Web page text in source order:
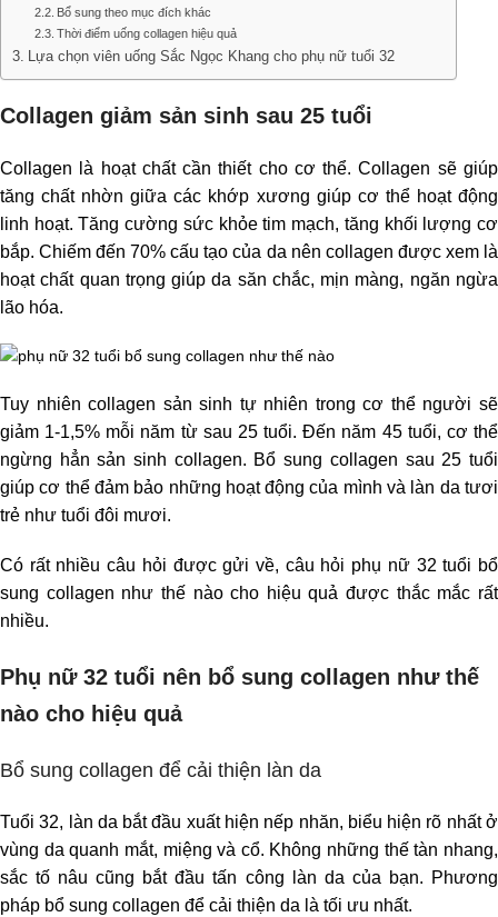
Bổ sung theo mục đích khác
Thời điểm uống collagen hiệu quả
Lựa chọn viên uống Sắc Ngọc Khang cho phụ nữ tuổi 32
Collagen giảm sản sinh sau 25 tuổi
Collagen là hoạt chất cần thiết cho cơ thể. Collagen sẽ giúp
tăng chất nhờn giữa các khớp xương giúp cơ thể hoạt động
linh hoạt. Tăng cường sức khỏe tim mạch, tăng khối lượng cơ
bắp. Chiếm đến 70% cấu tạo của da nên collagen được xem là
hoạt chất quan trọng giúp da săn chắc, mịn màng, ngăn ngừa
lão hóa.
Tuy nhiên collagen sản sinh tự nhiên trong cơ thể người sẽ
giảm 1-1,5% mỗi năm từ sau 25 tuổi. Đến năm 45 tuổi, cơ thể
ngừng hẳn sản sinh collagen. Bổ sung collagen sau 25 tuổi
giúp cơ thể đảm bảo những hoạt động của mình và làn da tươi
trẻ như tuổi đôi mươi.
Có rất nhiều câu hỏi được gửi về, câu hỏi phụ nữ 32 tuổi bổ
sung collagen như thế nào cho hiệu quả được thắc mắc rất
nhiều.
Phụ nữ 32 tuổi nên bổ sung collagen như thế
nào cho hiệu quả
Bổ sung collagen để cải thiện làn da
Tuổi 32, làn da bắt đầu xuất hiện nếp nhăn, biểu hiện rõ nhất ở
vùng da quanh mắt, miệng và cổ. Không những thế tàn nhang,
sắc tố nâu cũng bắt đầu tấn công làn da của bạn. Phương
pháp bổ sung collagen để cải thiện da là tối ưu nhất.